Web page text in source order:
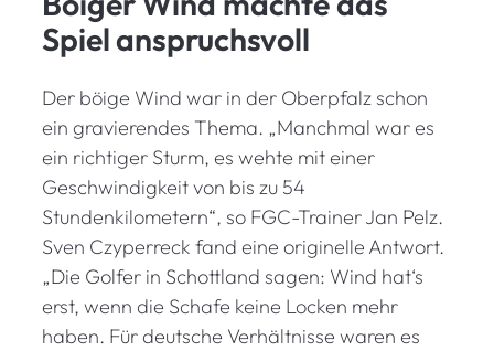
Spiel anspruchsvoll
Der böige Wind war in der Oberpfalz schon
ein gravierendes Thema. „Manchmal war es
ein richtiger Sturm, es wehte mit einer
Geschwindigkeit von bis zu 54
Stundenkilometern“, so FGC-Trainer Jan Pelz.
Sven Czyperreck fand eine originelle Antwort.
„Die Golfer in Schottland sagen: Wind hat‘s
erst, wenn die Schafe keine Locken mehr
haben. Für deutsche Verhältnisse waren es